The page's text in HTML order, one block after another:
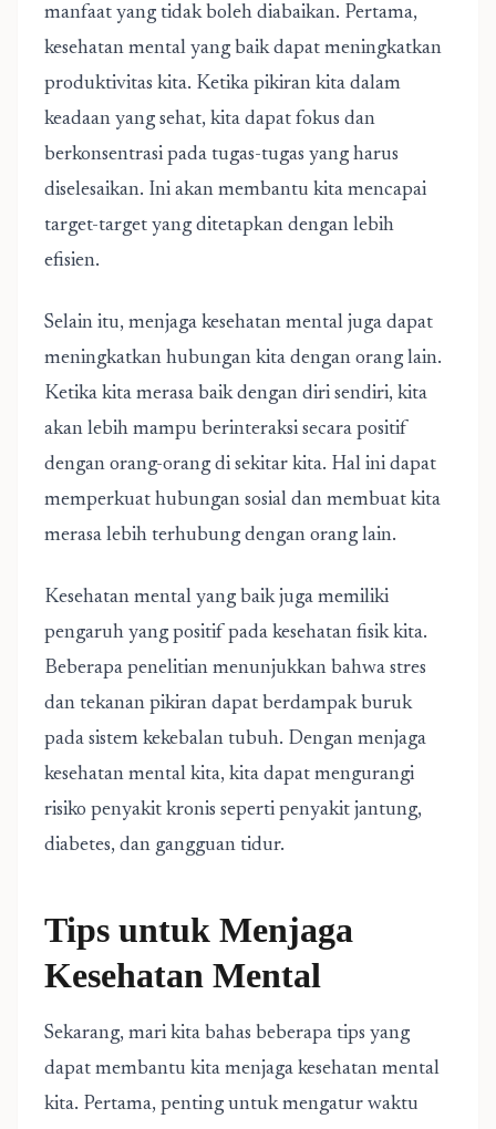
manfaat yang tidak boleh diabaikan. Pertama,
kesehatan mental yang baik dapat meningkatkan
produktivitas kita. Ketika pikiran kita dalam
keadaan yang sehat, kita dapat fokus dan
berkonsentrasi pada tugas-tugas yang harus
diselesaikan. Ini akan membantu kita mencapai
target-target yang ditetapkan dengan lebih
efisien.
Selain itu, menjaga kesehatan mental juga dapat
meningkatkan hubungan kita dengan orang lain.
Ketika kita merasa baik dengan diri sendiri, kita
akan lebih mampu berinteraksi secara positif
dengan orang-orang di sekitar kita. Hal ini dapat
memperkuat hubungan sosial dan membuat kita
merasa lebih terhubung dengan orang lain.
Kesehatan mental yang baik juga memiliki
pengaruh yang positif pada kesehatan fisik kita.
Beberapa penelitian menunjukkan bahwa stres
dan tekanan pikiran dapat berdampak buruk
pada sistem kekebalan tubuh. Dengan menjaga
kesehatan mental kita, kita dapat mengurangi
risiko penyakit kronis seperti penyakit jantung,
diabetes, dan gangguan tidur.
Tips untuk Menjaga
Kesehatan Mental
Sekarang, mari kita bahas beberapa tips yang
dapat membantu kita menjaga kesehatan mental
kita. Pertama, penting untuk mengatur waktu